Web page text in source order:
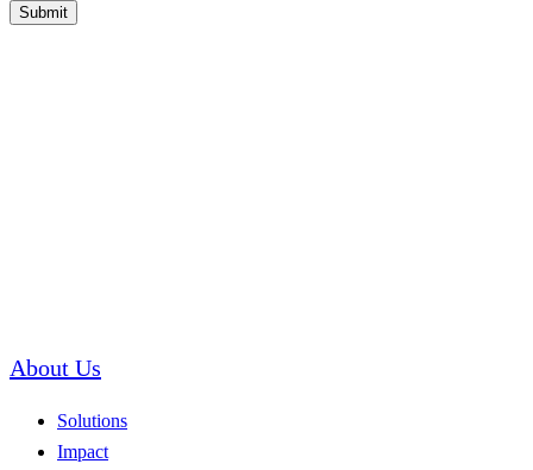
Submit
About Us
Solutions
Impact